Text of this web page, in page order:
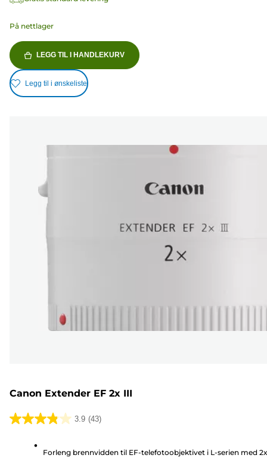
På nettlager
LEGG TIL I HANDLEKURV
Legg til i ønskeliste
Canon Extender EF 2x III
3.9 (43)
3.9
Forleng brennvidden til EF-telefotoobjektivet i L-serien med 2x